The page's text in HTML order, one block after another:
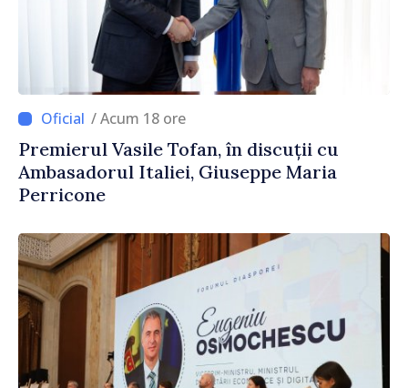
/ Acum 18 ore
Premierul Vasile Tofan, în discuții cu
Ambasadorul Italiei, Giuseppe Maria
Perricone